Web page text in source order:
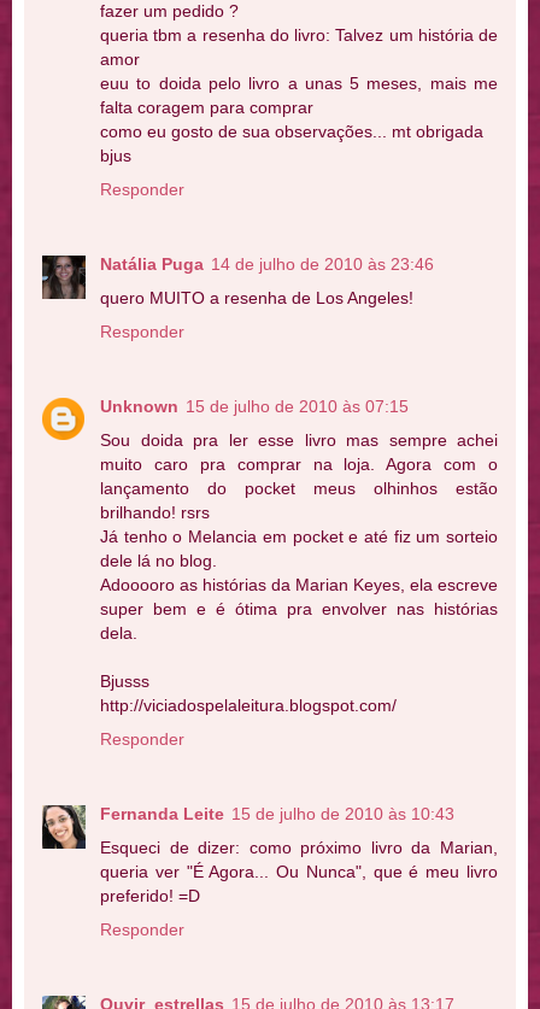
fazer um pedido ?
queria tbm a resenha do livro: Talvez um história de
amor
euu to doida pelo livro a unas 5 meses, mais me
falta coragem para comprar
como eu gosto de sua observações... mt obrigada
bjus
Responder
Natália Puga 14 de julho de 2010 às 23:46
quero MUITO a resenha de Los Angeles!
Responder
Unknown 15 de julho de 2010 às 07:15
Sou doida pra ler esse livro mas sempre achei
muito caro pra comprar na loja. Agora com o
lançamento do pocket meus olhinhos estão
brilhando! rsrs
Já tenho o Melancia em pocket e até fiz um sorteio
dele lá no blog.
Adooooro as histórias da Marian Keyes, ela escreve
super bem e é ótima pra envolver nas histórias
dela.
Bjusss
http://viciadospelaleitura.blogspot.com/
Responder
Fernanda Leite 15 de julho de 2010 às 10:43
Esqueci de dizer: como próximo livro da Marian,
queria ver "É Agora... Ou Nunca", que é meu livro
preferido! =D
Responder
Ouvir_estrellas 15 de julho de 2010 às 13:17